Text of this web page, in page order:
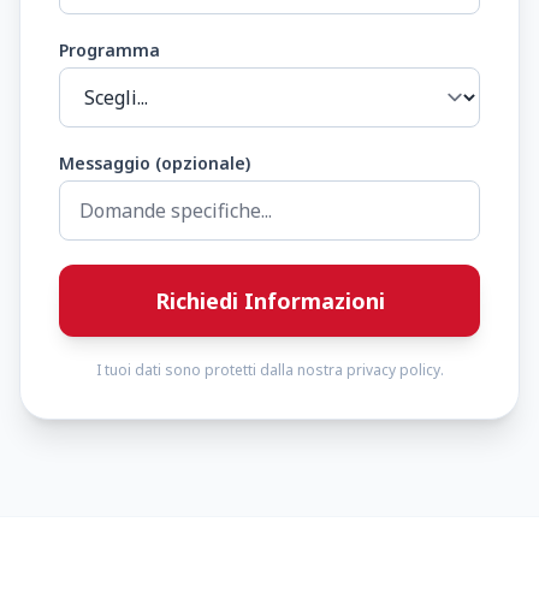
Programma
Messaggio (opzionale)
Richiedi Informazioni
I tuoi dati sono protetti dalla nostra privacy policy.